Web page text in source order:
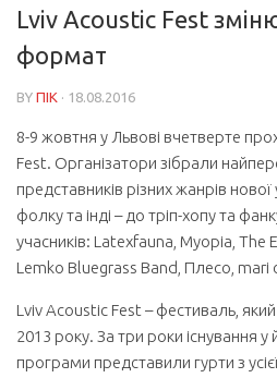
Lviv Acoustic Fest
формат
BY ПІК · 18.08.2016
8-9 жовтня у Львові вчетверте
Fest. Організатори зібрали
представників різних жанрів нової
фолку та інді – до тріп-хопу та
учасників: Latexfauna, Myopia, The
Lemko Bluegrass Band, Плесо, mari
Lviv Acoustic Fest – фестиваль,
2013 року. За три роки існування у
програми представили гурти з